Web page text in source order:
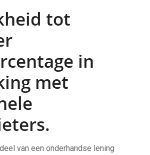
tot
in
met
van een onderhandse lening